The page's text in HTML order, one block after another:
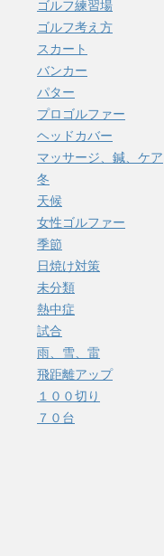
ゴルフ練習場
ゴルフ考え方
スカート
バンカー
パター
プロゴルファー
ヘッドカバー
マッサージ、鍼、ケア
冬
天候
女性ゴルファー
季節
日焼け対策
未分類
熱中症
試合
雨、雪、雷
飛距離アップ
１００切り
７０台